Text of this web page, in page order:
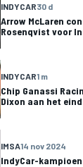
INDYCAR30 d
Arrow McLaren
Rosenqvist voor
INDYCAR1 m
Chip Ganassi
Dixon aan het
IMSA14 nov 2024
IndyCar-